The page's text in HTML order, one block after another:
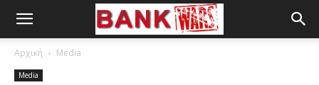
Αρχική Media
Media